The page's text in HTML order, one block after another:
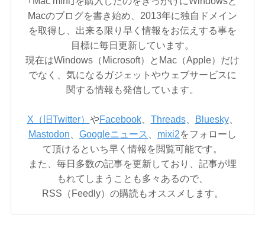
Macのブログを書き始め、2013年に独自ドメイン
を取得し、出来る限り早く情報をお伝えする事を
目標に毎日更新しています。
現在はWindows（Microsoft）とMac（Apple）だけ
でなく、気になるガジェットやウェブサービスに
関する情報も発信しています。
X（旧Twitter） やFacebook、 Threads、 Bluesky、
Mastodon
Googleニュース mixi2をフォローし
て頂けるといち早く情報を閲覧可能です。
また、毎日多数の記事を更新しており、記事が埋
もれてしまうことも多々あるので、
RSS（Feedly）の購読もオススメします。